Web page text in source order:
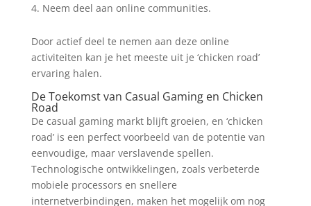
Neem deel aan online communities.
Door actief deel te nemen aan deze online
activiteiten kan je het meeste uit je ‘chicken road’
ervaring halen.
De Toekomst van Casual Gaming en Chicken
Road
De casual gaming markt blijft groeien, en ‘chicken
road’ is een perfect voorbeeld van de potentie van
eenvoudige, maar verslavende spellen.
Technologische ontwikkelingen, zoals verbeterde
mobiele processors en snellere
internetverbindingen, maken het mogelijk om nog